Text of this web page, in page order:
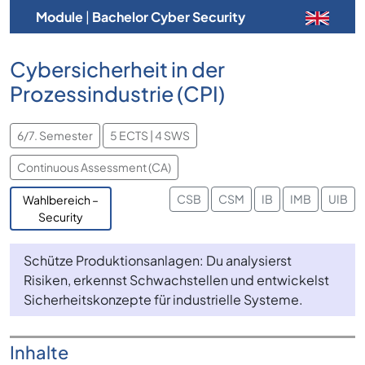
Module| Bachelor Cyber Security
Cybersicherheit in der
Prozessindustrie (CPI)
6/7. Semester 5 ECTS | 4 SWS
Continuous Assessment (CA)
Wahlbereich –
Security
CSB CSM IB IMB UIB
Schütze Produktionsanlagen: Du analysierst
Risiken, erkennst Schwachstellen und entwickelst
Sicherheitskonzepte für industrielle Systeme.
Inhalte